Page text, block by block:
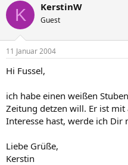
K KerstinW
Guest
11 Januar 2004
Hi Fussel,
ich habe einen weißen
Zeitung detzen will. Er ist mit
Interesse hast, werde ich Dir
Liebe Grüße,
Kerstin